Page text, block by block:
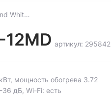
Кондиционер Loriot Diamond White LAC-12MD
артикул: 295842
мощность обогрева 3.72
дБ, Wi-Fi: есть